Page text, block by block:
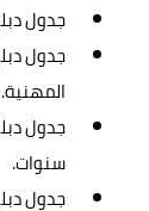
جدول
جدول
المهنية.
سنوات.
جدول